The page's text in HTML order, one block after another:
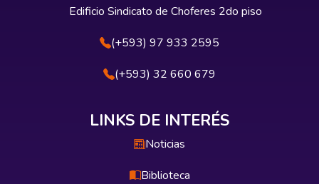
Edificio Sindicato de Choferes 2do piso
(+593) 97 933 2595
(+593) 32 660 679
LINKS DE INTERÉS
Noticias
Biblioteca